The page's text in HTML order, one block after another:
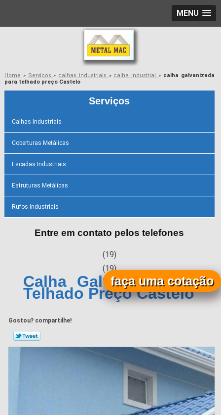
MENU
Home » Serviços» calhas industriais » calha industrial » calha galvanizada
para telhado preço Castelo
Serviços
Calhas Industriais
Coberturas Metálicas
Escadas Industriais
Estruturas Metálicas
Rufos Industriais
Entre em contato pelos telefones
(19)
(19)
Calha Galvanizada para
Telhado Preço Castelo
Gostou? compartilhe!
faça uma cotação